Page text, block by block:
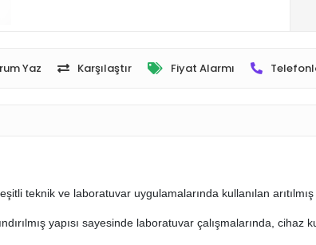
Yaz Karşılaştır Fiyat Alarmı
teknik ve laboratuvar uygulamalarında kullanılan
yapısı sayesinde laboratuvar çalışmalarında, cihaz